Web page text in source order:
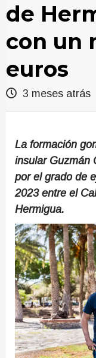
de
con un
euros
3 meses atrás
La formación
insular Guzmán
por el grado de
2023 entre el
Hermigua.